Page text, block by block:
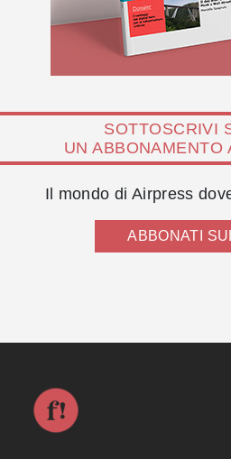
SOTTOSCRIVI
UN ABBONAMENTO
Il mondo di Airpress
ABBONATI